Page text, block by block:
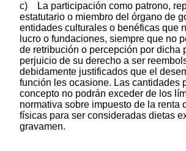
c) La participación como patrono,
estatutario o miembro del órgano de
entidades culturales o benéficas que
lucro o fundaciones, siempre que no
de retribución o percepción por dicha
perjuicio de su derecho a ser
debidamente justificados que el
función les ocasione. Las cantidades
concepto no podrán exceder de los
normativa sobre impuesto de la renta
físicas para ser consideradas dietas
gravamen.